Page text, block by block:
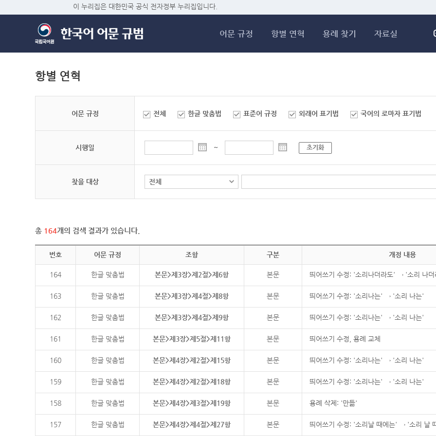
이 누리집은 대한민국 공식 전자정부 누리집입니다.
어문 규정 항별 연혁 용례 찾기 자료실
항별 연혁
어문 규정 전체 한글 맞춤법 표준어 규정 외래어 표기법 국어의 로마자 표기법
시행일 ~ 초기화
찾을 대상
총 164개의 검색 결과가 있습니다.
번호 어문 규정 조항 구분 개정 내용
164 한글 맞춤법 본문>제3장>제2절>제6항 본문 띄어쓰기 수정: '소리나더라도' → '소리 나더
163 한글 맞춤법 본문>제3장>제4절>제8항 본문 띄어쓰기 수정: '소리나는' → '소리 나는'
162 한글 맞춤법 본문>제3장>제4절>제9항 본문 띄어쓰기 수정: '소리나는' → '소리 나는'
161 한글 맞춤법 본문>제3장>제5절>제11항 본문 띄어쓰기 수정, 용례 교체
160 한글 맞춤법 본문>제4장>제2절>제15항 본문 띄어쓰기 수정: '소리나는' → '소리 나는'
159 한글 맞춤법 본문>제4장>제2절>제18항 본문 띄어쓰기 수정: '소리나는' → '소리 나는'
158 한글 맞춤법 본문>제4장>제3절>제19항 본문 용례 삭제: '만듦'
157 한글 맞춤법 본문>제4장>제4절>제27항 본문 띄어쓰기 수정: '소리날 때에는' → '소리 날